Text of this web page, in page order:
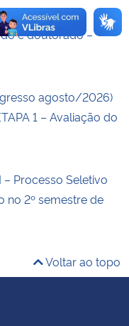
e doutorado –
agosto/2026)
1 – Avaliação do
Processo Seletivo
no 2º semestre de
Voltar ao topo